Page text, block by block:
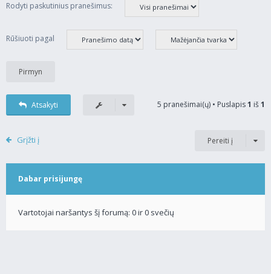
Rodyti paskutinius pranešimus:
Rūšiuoti pagal
Atsakyti 5 pranešimai(ų) • Puslapis1 iš1
Grįžti į Pereiti į
Dabar prisijungę
Vartotojai naršantys šį forumą: 0 ir 0 svečių